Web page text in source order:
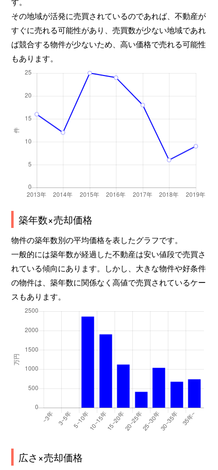
その地域が活発に売買されているのであれば、不動産が
すぐに売れる可能性があり、売買数が少ない地域であれ
ば競合する物件が少ないため、高い価格で売れる可能性
もあります。
築年数×売却価格
物件の築年数別の平均価格を表したグラフです。
一般的には築年数が経過した不動産は安い値段で売買さ
れている傾向にあります。しかし、大きな物件や好条件
の物件は、築年数に関係なく高値で売買されているケー
スもあります。
広さ×売却価格